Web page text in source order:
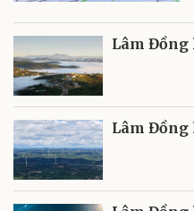
Lâm Đồng
Lâm Đồng